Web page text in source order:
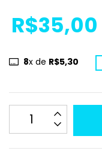
R$35,00
8x de R$5,30